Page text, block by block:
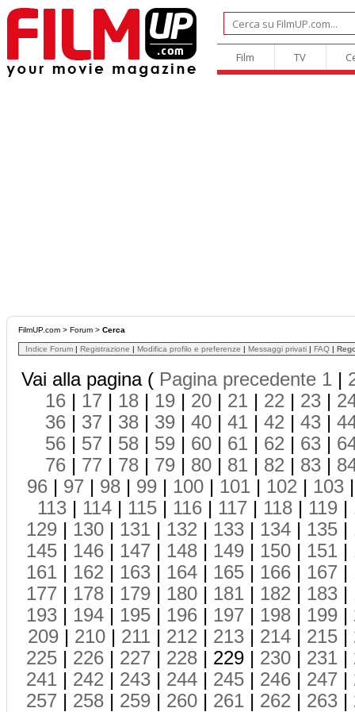
Film TV
FilmUP.com > Forum > Cerca
Indice Forum | Registrazione | Modifica profilo e preferenze | Messaggi privati | FAQ |
Vai alla pagina ( Pagina precedente 1 |
16 | 17 | 18 | 19 | 20 | 21 | 22 | 23 |
36 | 37 | 38 | 39 | 40 | 41 | 42 | 43 |
56 | 57 | 58 | 59 | 60 | 61 | 62 | 63 |
76 | 77 | 78 | 79 | 80 | 81 | 82 | 83 |
96 | 97 | 98 | 99 | 100 | 101 | 102 | 103
113 | 114 | 115 | 116 | 117 | 118 | 119 |
129 | 130 | 131 | 132 | 133 | 134 | 135 |
145 | 146 | 147 | 148 | 149 | 150 | 151 |
161 | 162 | 163 | 164 | 165 | 166 | 167 |
177 | 178 | 179 | 180 | 181 | 182 | 183 |
193 | 194 | 195 | 196 | 197 | 198 | 199 |
209 | 210 | 211 | 212 | 213 | 214 | 215 |
225 | 226 | 227 | 228 | 229 | 230 | 231 |
241 | 242 | 243 | 244 | 245 | 246 | 247 |
257 | 258 | 259 | 260 | 261 | 262 | 263 |